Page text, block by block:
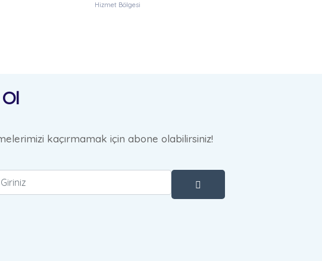
Hizmet Bölgesi
kaçırmamak için abone olabilirsiniz!